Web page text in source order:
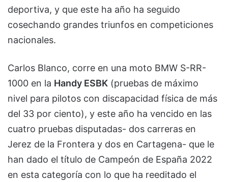
deportiva, y que este ha año ha seguido
cosechando grandes triunfos en competiciones
nacionales.
Carlos Blanco, corre en una moto BMW S-RR-
1000 en la Handy ESBK (pruebas de máximo
nivel para pilotos con discapacidad física de más
del 33 por ciento), y este año ha vencido en las
cuatro pruebas disputadas- dos carreras en
Jerez de la Frontera y dos en Cartagena- que le
han dado el título de Campeón de España 2022
en esta categoría con lo que ha reeditado el